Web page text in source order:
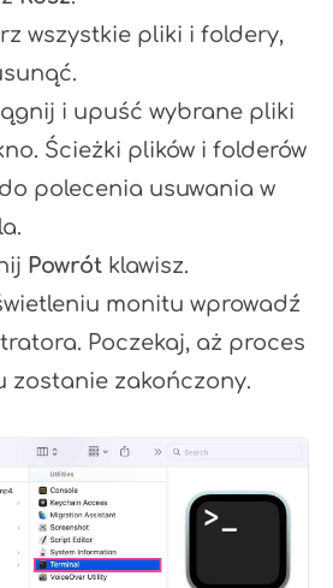
wszystkie pliki i foldery,
i upuść wybrane pliki
Ścieżki plików i folderów
polecenia usuwania w
Powrót klawisz.
monitu wprowadź
Poczekaj, aż proces
zostanie zakończony.